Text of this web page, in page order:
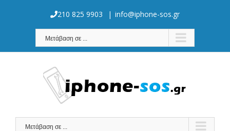
210 825 9903 | info@iphone-sos.gr
Μετάβαση σε ...
Μετάβαση σε ...